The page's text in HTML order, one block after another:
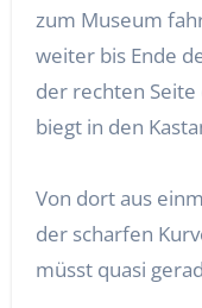
zum Museum
weiter bis Ende
der rechten
biegt in den
Von dort aus
der scharfen
müsst quasi